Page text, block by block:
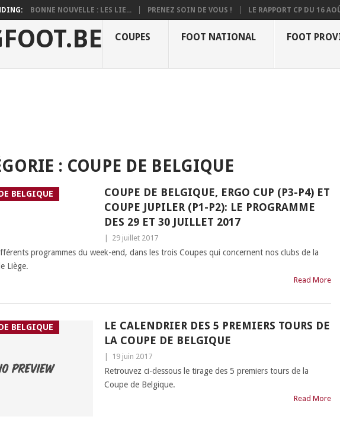
BONNE NOUVELLE : LES LIE... PRENEZ SOIN DE VOUS ! LE RAPPORT CP DU 16
COUPES FOOT NATIONAL FOOT
: COUPE DE BELGIQUE
BELGIQUE
COUPE DE BELGIQUE, ERGO CUP (P3-P4) ET
COUPE JUPILER (P1-P2): LE PROGRAMME
DES 29 ET 30 JUILLET 2017
29 juillet 2017
programmes du week-end, dans les trois Coupes qui concernent nos clubs de la
Liège.
Read More
BELGIQUE
LE CALENDRIER DES 5 PREMIERS TOURS DE
LA COUPE DE BELGIQUE
19 juin 2017
Retrouvez ci-dessous le tirage des 5 premiers tours de la
Coupe de Belgique.
Read More